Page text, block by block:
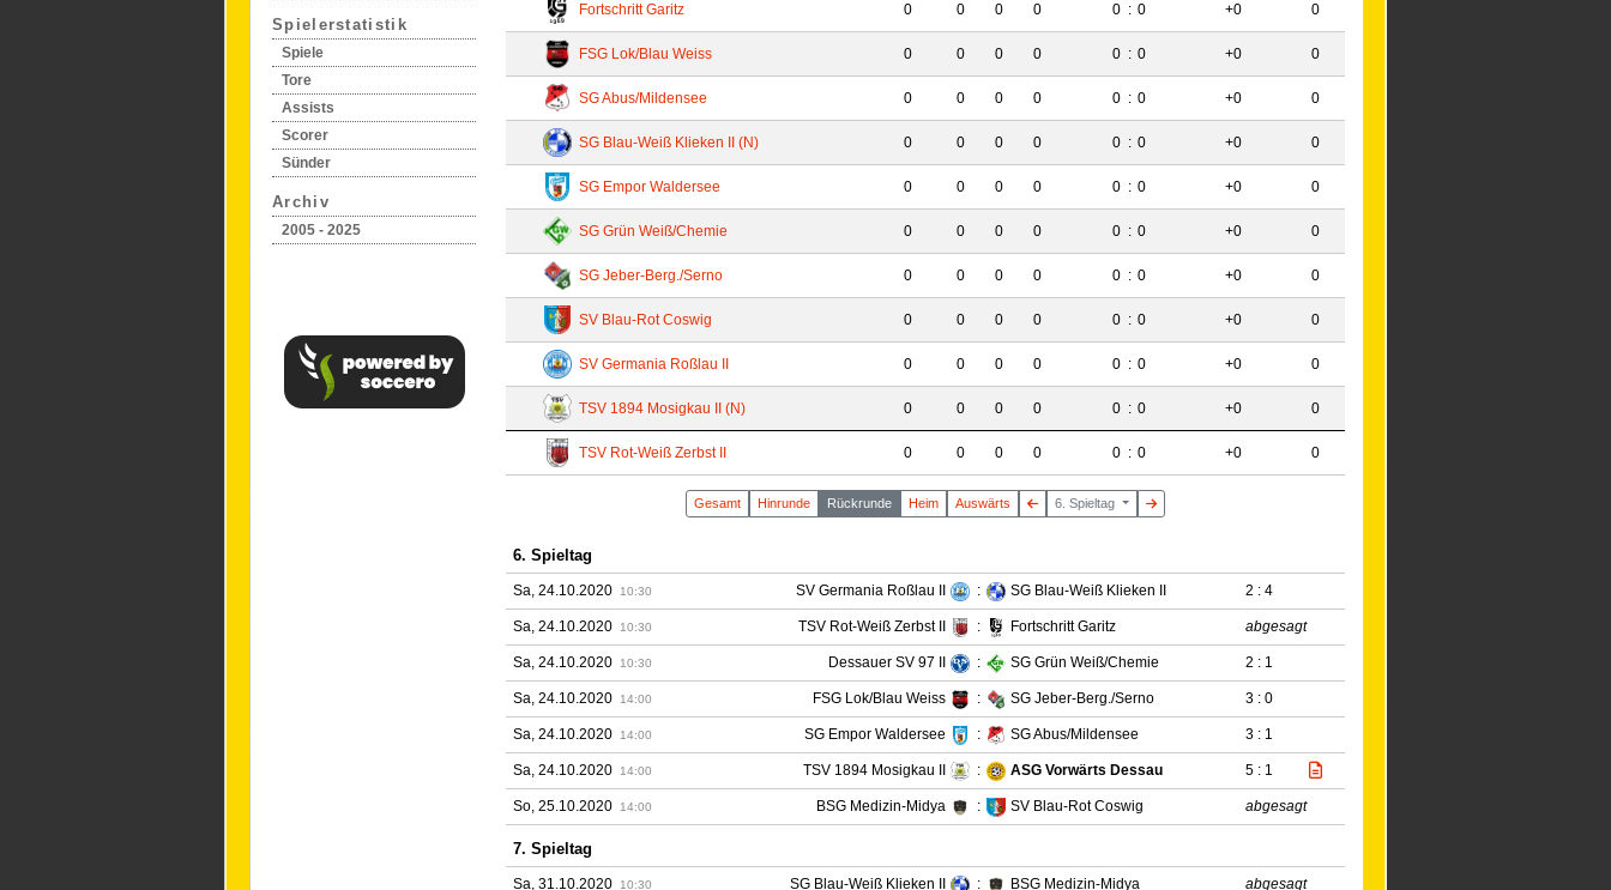
Spielerstatistik
Spiele
Tore
Assists
Scorer
Sünder
Archiv
2005 - 2025
Fortschritt Garitz 0 0 0 0 0 : 0 +0 0
FSG Lok/Blau Weiss 0 0 0 0 0 : 0 +0 0
SG Abus/Mildensee 0 0 0 0 0 : 0 +0 0
SG Blau-Weiß Klieken II (N) 0 0 0 0 0 : 0 +0 0
SG Empor Waldersee 0 0 0 0 0 : 0 +0 0
SG Grün Weiß/Chemie 0 0 0 0 0 : 0 +0 0
SG Jeber-Berg./Serno 0 0 0 0 0 : 0 +0 0
SV Blau-Rot Coswig 0 0 0 0 0 : 0 +0 0
SV Germania Roßlau II 0 0 0 0 0 : 0 +0 0
TSV 1894 Mosigkau II (N) 0 0 0 0 0 : 0 +0 0
TSV Rot-Weiß Zerbst II 0 0 0 0 0 : 0 +0 0
Gesamt Hinrunde Rückrunde Heim Auswärts 6. Spieltag
6. Spieltag
Sa, 24.10.2020 10:30 SV Germania Roßlau II : SG Blau-Weiß Klieken II 2 : 4
Sa, 24.10.2020 10:30 TSV Rot-Weiß Zerbst II : Fortschritt Garitz abgesagt
Sa, 24.10.2020 10:30 Dessauer SV 97 II : SG Grün Weiß/Chemie 2 : 1
Sa, 24.10.2020 14:00 FSG Lok/Blau Weiss : SG Jeber-Berg./Serno 3 : 0
Sa, 24.10.2020 14:00 SG Empor Waldersee : SG Abus/Mildensee 3 : 1
Sa, 24.10.2020 14:00 TSV 1894 Mosigkau II : ASG Vorwärts Dessau 5 : 1
So, 25.10.2020 14:00 BSG Medizin-Midya : SV Blau-Rot Coswig abgesagt
7. Spieltag
Sa, 31.10.2020 10:30 SG Blau-Weiß Klieken II : BSG Medizin-Midya abgesagt